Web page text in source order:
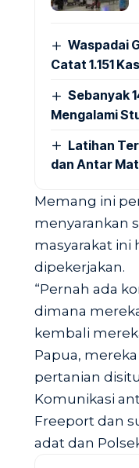
Waspadai
Catat 1.151
Sebanyak
Mengalami
Latihan
dan Antar
Memang ini
menyarankan
masyarakat ini
dipekerjakan.
“Pernah ada
dimana
kembali
Papua,
pertanian
Komunikasi
Freeport dan
adat dan